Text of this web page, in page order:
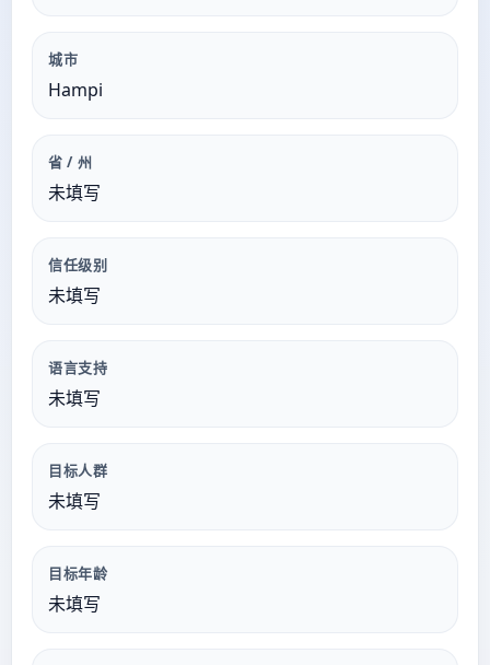
城市
Hampi
省 / 州
未填写
信任级别
未填写
语言支持
未填写
目标人群
未填写
目标年龄
未填写